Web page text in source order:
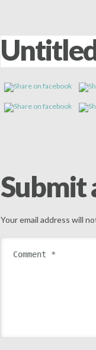
Submit
Your email address will